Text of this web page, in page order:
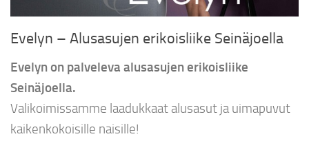
Evelyn – Alusasujen erikoisliike Seinäjoella
Evelyn on palveleva alusasujen erikoisliike
Seinäjoella.
Valikoimissamme laadukkaat alusasut ja uimapuvut
kaikenkokoisille naisille!